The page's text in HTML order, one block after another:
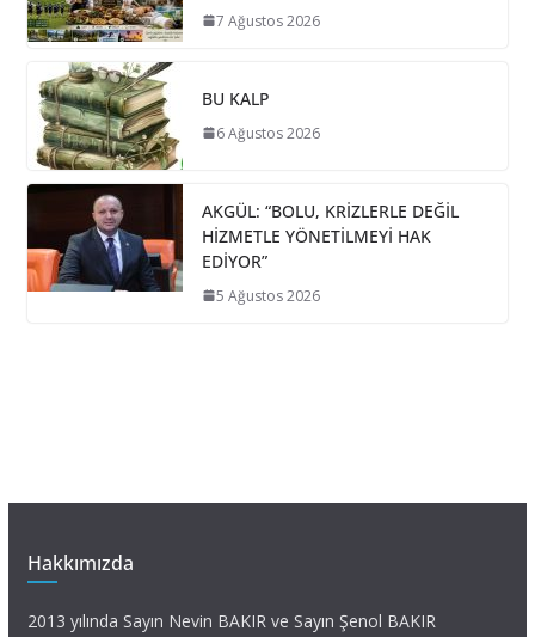
7 Ağustos 2026
BU KALP
6 Ağustos 2026
AKGÜL: “BOLU, KRİZLERLE DEĞİL
HİZMETLE YÖNETİLMEYİ HAK
EDİYOR”
5 Ağustos 2026
Hakkımızda
2013 yılında Sayın Nevin BAKIR ve Sayın Şenol BAKIR